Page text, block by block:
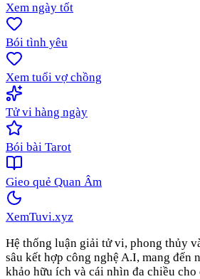
Xem ngày tốt
Bói tình yêu
Xem tuổi vợ chồng
Tử vi hàng ngày
Bói bài Tarot
Gieo quẻ Quan Âm
XemTuvi.xyz
Hệ thống luận giải tử vi, phong thủy
sâu kết hợp công nghệ A.I, mang đến
khảo hữu ích và cái nhìn đa chiều cho